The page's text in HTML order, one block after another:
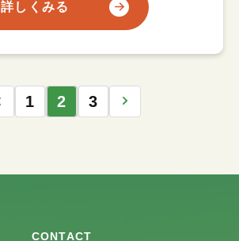
詳しくみる
1 2 3
CONTACT